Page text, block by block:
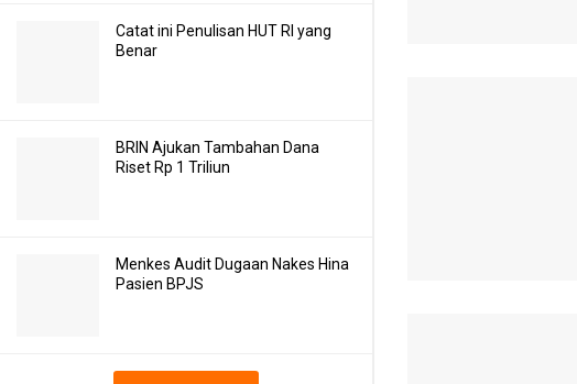
Catat ini Penulisan HUT RI yang
Benar
BRIN Ajukan Tambahan Dana
Riset Rp 1 Triliun
Menkes Audit Dugaan Nakes Hina
Pasien BPJS